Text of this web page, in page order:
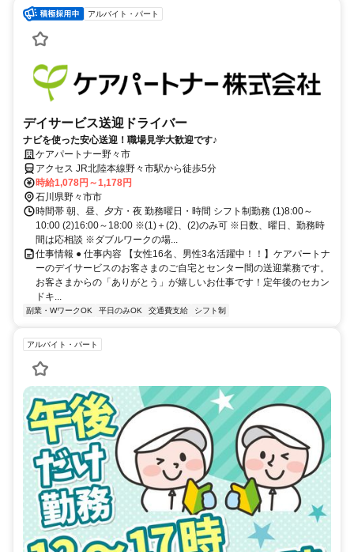
アルバイト・パート
デイサービス送迎ドライバー
ナビを使った安心送迎！職場見学大歓迎です♪
ケアパートナー野々市
アクセス JR北陸本線野々市駅から徒歩5分
時給1,078円～1,178円
石川県野々市市
時間帯 朝、昼、夕方・夜 勤務曜日・時間 シフト制勤務 (1)8:00～
10:00 (2)16:00～18:00 ※(1)＋(2)、(2)のみ可 ※日数、曜日、勤務時
間は応相談 ※ダブルワークの場...
仕事情報 ● 仕事内容 【女性16名、男性3名活躍中！！】ケアパートナ
ーのデイサービスのお客さまのご自宅とセンター間の送迎業務です。
お客さまからの「ありがとう」が嬉しいお仕事です！定年後のセカン
ドキ...
副業・WワークOK 平日のみOK 交通費支給 シフト制
アルバイト・パート